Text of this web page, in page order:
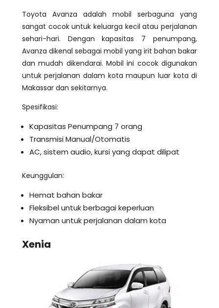
Toyota Avanza adalah mobil serbaguna yang
sangat cocok untuk keluarga kecil atau perjalanan
sehari-hari. Dengan kapasitas 7 penumpang,
Avanza dikenal sebagai mobil yang irit bahan bakar
dan mudah dikendarai. Mobil ini cocok digunakan
untuk perjalanan dalam kota maupun luar kota di
Makassar dan sekitarnya.
Spesifikasi:
Kapasitas Penumpang 7 orang
Transmisi Manual/Otomatis
AC, sistem audio, kursi yang dapat dilipat
Keunggulan:
Hemat bahan bakar
Fleksibel untuk berbagai keperluan
Nyaman untuk perjalanan dalam kota
Xenia